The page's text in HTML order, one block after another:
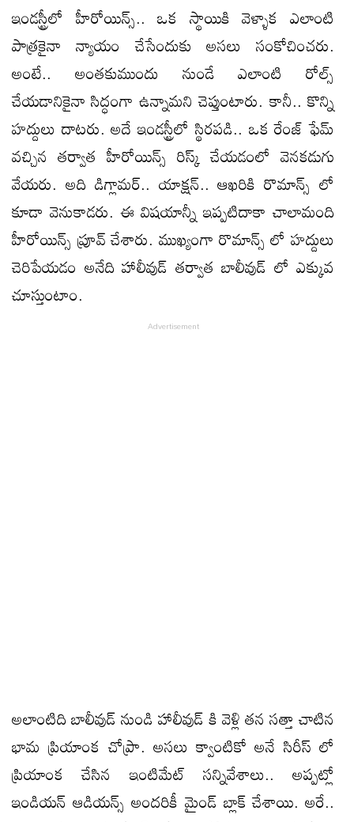
ఇండస్ట్రీలో హీరోయిన్స్.. ఒక స్థాయికి వెళ్ళాక ఎలాంటి
పాత్రకైనా న్యాయం చేసేందుకు అసలు సంకోచించరు.
అంటే.. అంతకుముందు నుండే ఎలాంటి రోల్స్
చేయడానికైనా సిద్ధంగా ఉన్నామని చెప్తుంటారు. కానీ.. కొన్ని
హద్దులు దాటరు. అదే ఇండస్ట్రీలో స్థిరపడి.. ఒక రేంజ్ ఫేమ్
వచ్చిన తర్వాత హీరోయిన్స్ రిస్క్ చేయడంలో వెనకడుగు
వేయరు. అది డిగ్లామర్.. యాక్షన్.. ఆఖరికి రొమాన్స్ లో
కూడా వెనుకాడరు. ఈ విషయాన్నీ ఇప్పటిదాకా చాలామంది
హీరోయిన్స్ ప్రూవ్ చేశారు. ముఖ్యంగా రొమాన్స్ లో హద్దులు
చెరిపేయడం అనేది హాలీవుడ్ తర్వాత బాలీవుడ్ లో ఎక్కువ
చూస్తుంటాం.
అలాంటిది బాలీవుడ్ నుండి హాలీవుడ్ కి వెళ్లి తన సత్తా చాటిన
భామ ప్రియాంక చోప్రా. అసలు క్వాంటికో అనే సిరీస్ లో
ప్రియాంక చేసిన ఇంటిమేట్ సన్నివేశాలు.. అప్పట్లో
ఇండియన్ ఆడియన్స్ అందరికీ మైండ్ బ్లాక్ చేశాయి. అరే..